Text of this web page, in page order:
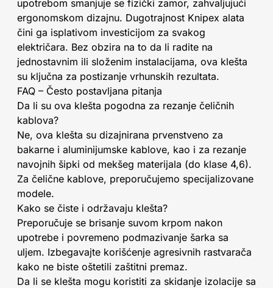
upotrebom smanjuje se fizički zamor, zahvaljujući
ergonomskom dizajnu. Dugotrajnost Knipex alata
čini ga isplativom investicijom za svakog
električara. Bez obzira na to da li radite na
jednostavnim ili složenim instalacijama, ova klešta
su ključna za postizanje vrhunskih rezultata.
FAQ – Često postavljana pitanja
Da li su ova klešta pogodna za rezanje čeličnih
kablova?
Ne, ova klešta su dizajnirana prvenstveno za
bakarne i aluminijumske kablove, kao i za rezanje
navojnih šipki od mekšeg materijala (do klase 4,6).
Za čelične kablove, preporučujemo specijalizovane
modele.
Kako se čiste i održavaju klešta?
Preporučuje se brisanje suvom krpom nakon
upotrebe i povremeno podmazivanje šarka sa
uljem. Izbegavajte korišćenje agresivnih rastvarača
kako ne biste oštetili zaštitni premaz.
Da li se klešta mogu koristiti za skidanje izolacije sa